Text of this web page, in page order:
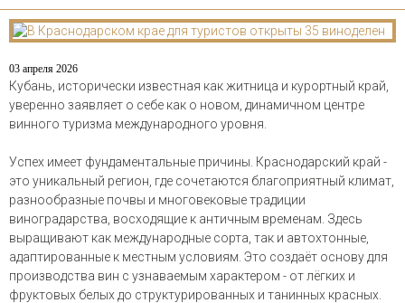
03 апреля 2026
Кубань, исторически известная как житница и курортный край,
уверенно заявляет о себе как о новом, динамичном центре
винного туризма международного уровня.
Успех имеет фундаментальные причины. Краснодарский край -
это уникальный регион, где сочетаются благоприятный климат,
разнообразные почвы и многовековые традиции
виноградарства, восходящие к античным временам. Здесь
выращивают как международные сорта, так и автохтонные,
адаптированные к местным условиям. Это создаёт основу для
производства вин с узнаваемым характером - от лёгких и
фруктовых белых до структурированных и танинных красных.